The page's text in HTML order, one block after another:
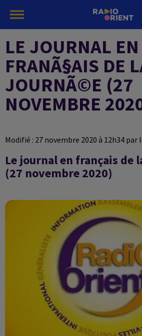
LE JOURNAL EN
FRANÃ§AIS DE
JOURNÃ©E (27
NOVEMBRE
Modifié : 27 novembre 2020 à 12h34 par
Le journal en français de
(27 novembre 2020)